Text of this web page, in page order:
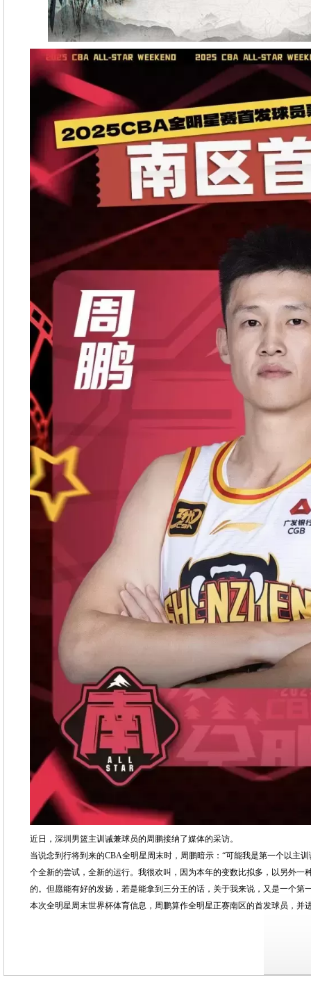
近日，深圳男篮主训诫兼球员的周鹏接纳了媒体的采访。
当说念到行将到来的CBA全明星周末时，周鹏暗示：“可能我是第一个以主
个全新的尝试，全新的运行。我很欢叫，因为本年的变数比拟多，以另外一
的。但愿能有好的发扬，若是能拿到三分王的话，关于我来说，又是一个第
本次全明星周末世界杯体育信息，周鹏算作全明星正赛南区的首发球员，并